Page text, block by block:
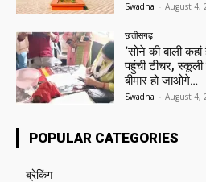
Swadha - August 4,
छत्तीसगढ़
‘सोने की बाली
पहुंची टीचर, स्कूली
बीमार हो जाओगे…
Swadha - August 4,
POPULAR CATEGORIES
ब्रेकिंग